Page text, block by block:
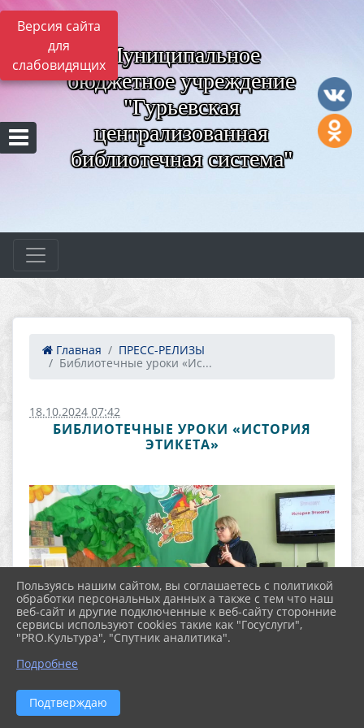
Версия сайта
для
слабовидящих Муниципальное
бюджетное учреждение
"Гурьевская
централизованная
библиотечная система"
Главная
ПРЕСС-РЕЛИЗЫ
Библиотечные уроки «Ис...
18.10.2024 07:42
БИБЛИОТЕЧНЫЕ УРОКИ «ИСТОРИЯ
ЭТИКЕТА»
Пользуясь нашим сайтом, вы соглашаетесь с политикой
обработки персональных данных а также с тем что наш
веб-сайт и другие подключенные к веб-сайту сторонние
сервисы используют cookies такие как "Госуслуги",
"PRO.Культура", "Спутник аналитика".
Подробнее
Подтверждаю